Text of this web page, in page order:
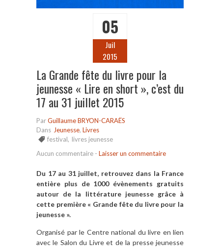
05
Juil
2015
La Grande fête du livre pour la
jeunesse « Lire en short », c’est du
17 au 31 juillet 2015
ParGuillaume BRYON-CARAËS
Dans Jeunesse, Livres
festival, livres jeunesse
Aucun commentaire - Laisser un commentaire
Du 17 au 31 juillet, retrouvez dans la France
entière plus de 1000 évènements gratuits
autour de la littérature jeunesse grâce à
cette première « Grande fête du livre pour la
jeunesse ».
Organisé par le Centre national du livre en lien
avec le Salon du Livre et de la presse jeunesse